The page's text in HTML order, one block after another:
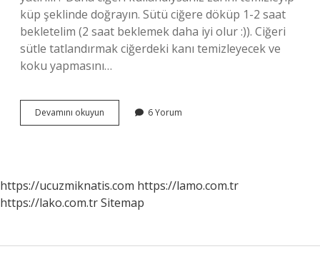
küp şeklinde doğrayın. Sütü ciğere döküp 1-2 saat
bekletelim (2 saat beklemek daha iyi olur :)). Ciğeri
sütle tatlandırmak ciğerdeki kanı temizleyecek ve
koku yapmasını…
Devamını okuyun
Ciğeri
Yapmalı
6 Yorum
https://ucuzmiknatis.com https://lamo.com.tr
https://lako.com.trSitemap